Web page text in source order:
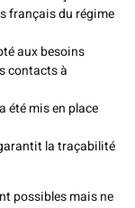
français du régime
aux besoins
contacts à
été mis en place
la traçabilité
possibles mais ne